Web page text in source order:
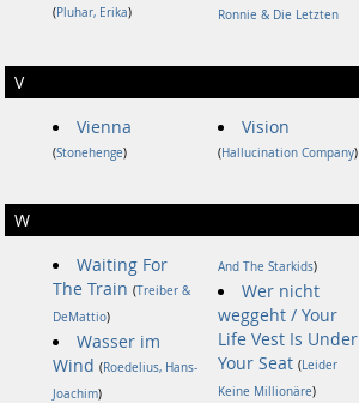
(Pluhar, Erika)
Ronnie & Die Letzten
V
Vienna
(Stonehenge)
Vision
(Hallucination Company)
W
Waiting For
The Train (Treiber &
DeMattio)
Wasser im
Wind (Roedelius, Hans-
Joachim)
And The Starkids)
Wer nicht
weggeht / Your
Life Vest Is Under
Your Seat (Leider
Keine Millionäre)